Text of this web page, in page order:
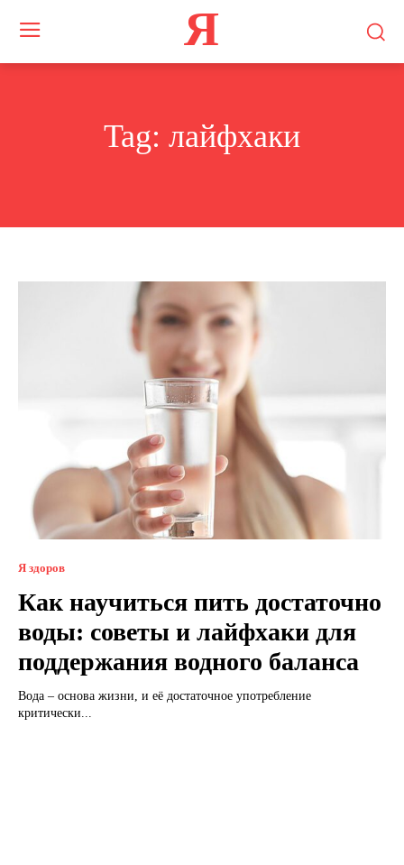
Я
Tag: лайфхаки
Я здоров
Как научиться пить достаточно
воды: советы и лайфхаки для
поддержания водного баланса
Вода – основа жизни, и её достаточное употребление
критически...